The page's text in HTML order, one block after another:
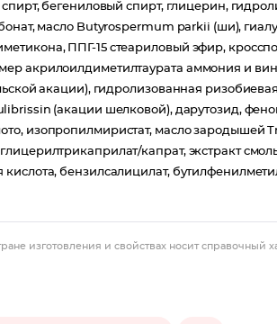
бегениловый спирт, глицерин,
масло Butyrospermum parkii (ши),
ППГ-15 стеариловый эфир,
акрилоилдиметилтаурата аммония и
акации), гидролизованная
(акации шелковой), дарутозид,
изопропилмиристат, масло зародышей
капрат, экстракт
бензилсалицилат,
изготовления и свойствах носит справочный